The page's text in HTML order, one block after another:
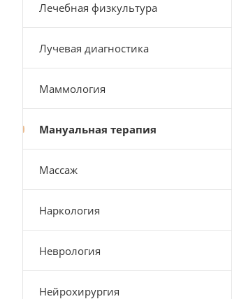
Лечебная физкультура
Лучевая диагностика
Маммология
Мануальная терапия
Массаж
Наркология
Неврология
Нейрохирургия